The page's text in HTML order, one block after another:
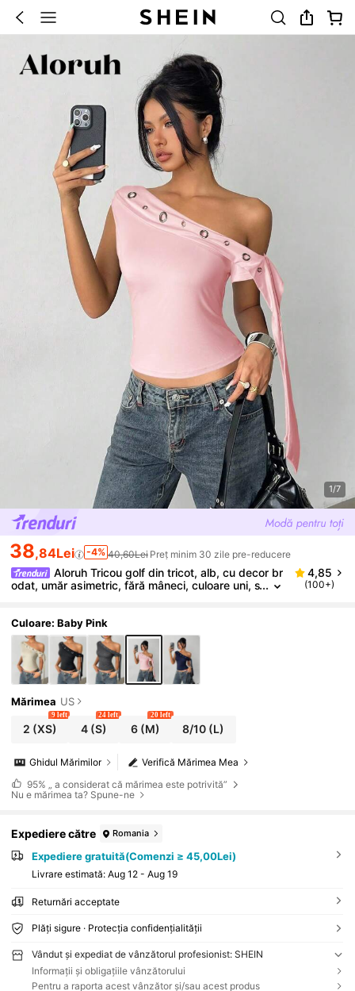
1/7
38,84Lei -4% 40,60Lei Preț minim 30 zile pre-reducere
Aloruh Tricou golf din tricot, alb, cu decor br
odat, umăr asimetric, fără mâneci, culoare uni, s
4,85
(100+)
Culoare: Baby Pink
Mărimea US
2 (XS)
9 left
4(S)
24 left
6(M)
20 left
8/10 (L)
Verifică Mărimea Mea
Ghidul Mărimilor
95% „ a considerat că mărimea este potrivită”
Nu e mărimea ta? Spune-ne
Expediere către Romania
Expediere gratuită(Comenzi ≥ 45,00Lei)
Livrare estimată: Aug 12 - Aug 19
Returnări acceptate
Plăți sigure · Protecția confidențialității
Vândut și expediat de vânzătorul profesionist: SHEIN
Informații și obligațiile vânzătorului
Pentru a raporta acest vânzător și/sau acest produs